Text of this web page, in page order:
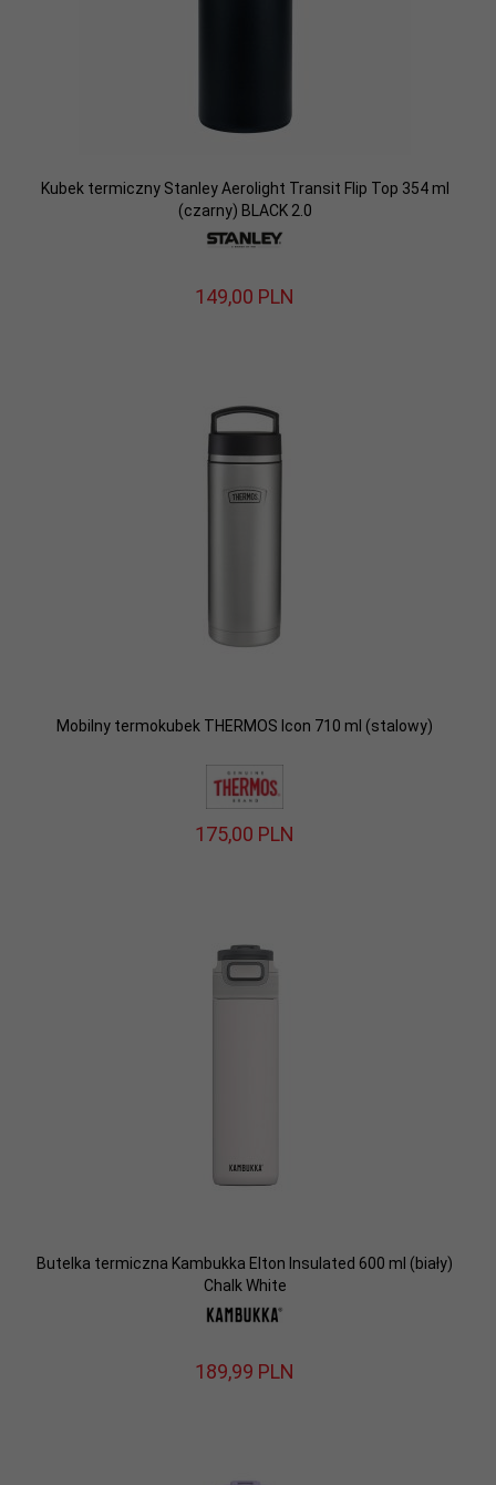
Kubek termiczny Stanley Aerolight Transit Flip Top 354 ml
(czarny) BLACK 2.0
149,00 PLN
Mobilny termokubek THERMOS Icon 710 ml (stalowy)
175,00 PLN
Butelka termiczna Kambukka Elton Insulated 600 ml (biały)
Chalk White
189,99 PLN